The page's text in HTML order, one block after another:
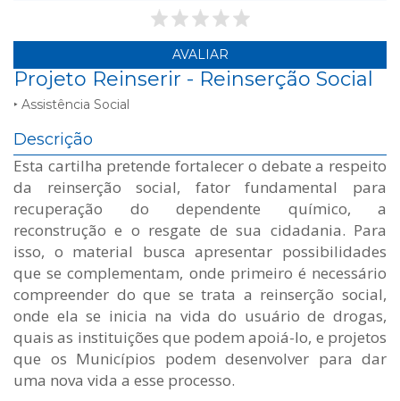
AVALIAR
Projeto Reinserir - Reinserção Social
‣ Assistência Social
Descrição
Esta cartilha pretende fortalecer o debate a respeito
da reinserção social, fator fundamental para
recuperação do dependente químico, a
reconstrução e o resgate de sua cidadania. Para
isso, o material busca apresentar possibilidades
que se complementam, onde primeiro é necessário
compreender do que se trata a reinserção social,
onde ela se inicia na vida do usuário de drogas,
quais as instituições que podem apoiá-lo, e projetos
que os Municípios podem desenvolver para dar
uma nova vida a esse processo.